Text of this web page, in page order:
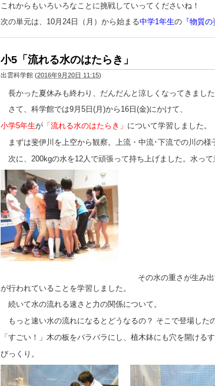
これからもいろいろなことに挑戦していってくださいね！
次の単元は、10月24日（月）から始まる中学1年生の 『物質
小5「流れる水のはたらき」
出雲科学館 (2016年9月20日 11:15)
長かった夏休みも終わり、だんだんと涼しくなってきました
さて、科学館では9月5日(月)から16日(金)にかけて、
小学5年生が 「流れる水のはたらき」 について学習しました。
まずは斐伊川を上空から観察。上流・中流･下流での川の様
次に、200kgの水を12人で頑張って持ち上げました。水って
その水の重さが生み
が行われていることを学習しました。
続いて水の流れる速さと力の関係について。
もっと速い水の流れになるとどうなるの？ そこで登場した
「すごい！」木の板をバラバラにし、植木鉢にも穴を開ける
びっくり。